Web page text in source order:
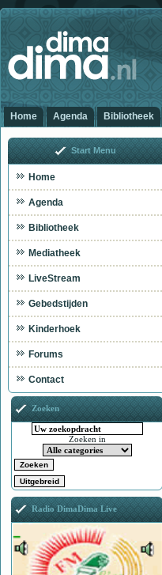
Home Agenda Bibliotheek
Start Menu
Home
Agenda
Bibliotheek
Mediatheek
LiveStream
Gebedstijden
Kinderhoek
Forums
Contact
Zoeken
Zoeken in
Radio DimaDima Live